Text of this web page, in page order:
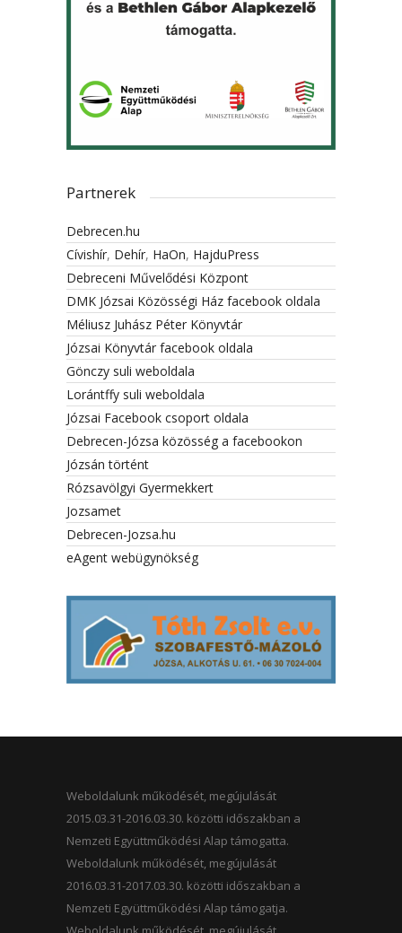
Partnerek
Debrecen.hu
Cívishír, Dehír, HaOn, HajduPress
Debreceni Művelődési Központ
DMK Józsai Közösségi Ház facebook oldala
Méliusz Juhász Péter Könyvtár
Józsai Könyvtár facebook oldala
Gönczy suli weboldala
Lorántffy suli weboldala
Józsai Facebook csoport oldala
Debrecen-Józsa közösség a facebookon
Józsán történt
Rózsavölgyi Gyermekkert
Jozsamet
Debrecen-Jozsa.hu
eAgent webügynökség
Weboldalunk működését, megújulását
2015.03.31-2016.03.30. közötti időszakban a
Nemzeti Együttműködési Alap támogatta.
Weboldalunk működését, megújulását
2016.03.31-2017.03.30. közötti időszakban a
Nemzeti Együttműködési Alap támogatja.